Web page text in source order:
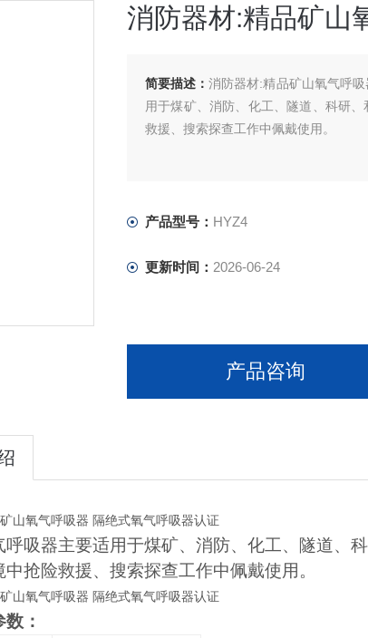
消防器材:精品矿山
简要描述：消防器材:精品矿山氧气呼
用于煤矿、消防、化工、隧道、科研
救援、搜索探查工作中佩戴使用。
产品型号： HYZ4
更新时间： 2026-06-24
产品咨询
山氧气呼吸器 隔绝式氧气呼吸器认证
呼吸器主要适用于煤矿、消防、化工、隧道、
中抢险救援、搜索探查工作中佩戴使用。
山氧气呼吸器 隔绝式氧气呼吸器认证
：